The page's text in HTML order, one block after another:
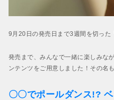
9月20日の発売日まで3週間を切った
発売まで、みんなで一緒に楽しみな
ンテンツをご用意しました！その名も
〇〇でポールダンス!?